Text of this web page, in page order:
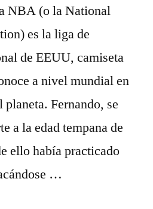
NBA (o la National
es la liga de
de EEUU, camiseta
a nivel mundial en
Fernando, se
a la edad tempana de
ello había practicado
…